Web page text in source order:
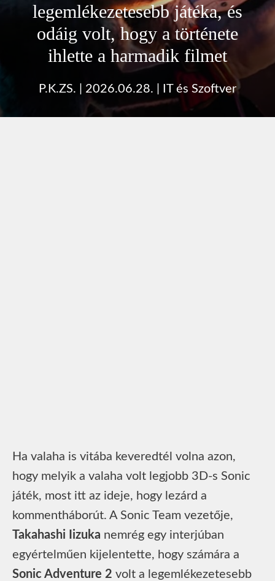
legemlékezetesebb játéka, és
odáig volt, hogy a története
ihlette a harmadik filmet
P.K.ZS. 2026.06.28. IT és Szoftver
Ha valaha is vitába keveredtél volna azon,
hogy melyik a valaha volt legjobb 3D-s Sonic
játék, most itt az ideje, hogy lezárd a
kommentháborút. A Sonic Team vezetője,
Takahashi Iizuka nemrég egy interjúban
egyértelműen kijelentette, hogy számára a
Sonic Adventure 2 volt a legemlékezetesebb